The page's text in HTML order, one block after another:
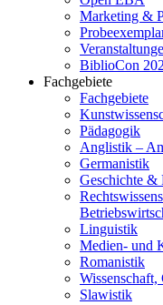
Marketing &
BiblioCon
Fachgebiete
Fachgebiete
Pädagogik
Anglistik –
Germanistik
Geschichte &
Linguistik
Medien- und
Romanistik
Slawistik